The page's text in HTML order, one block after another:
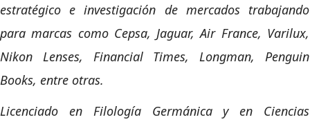
estratégico e investigación de mercados trabajando
para marcas como Cepsa, Jaguar, Air France, Varilux,
Nikon Lenses, Financial Times, Longman, Penguin
Books, entre otras.
Licenciado en Filología Germánica y en Ciencias